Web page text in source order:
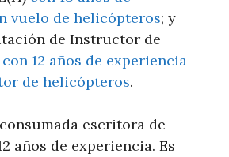
vuelo de helicópteros; y
de Instructor de
con 12 años de experiencia
de helicópteros.
escritora de
años de experiencia. Es